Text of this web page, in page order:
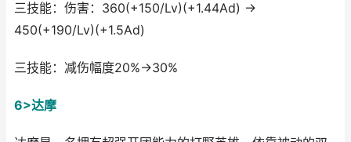
三技能：伤害：360(+150/Lv)(+1.44Ad) →
450(+190/Lv)(+1.5Ad)
三技能：减伤幅度20%→30%
6>达摩